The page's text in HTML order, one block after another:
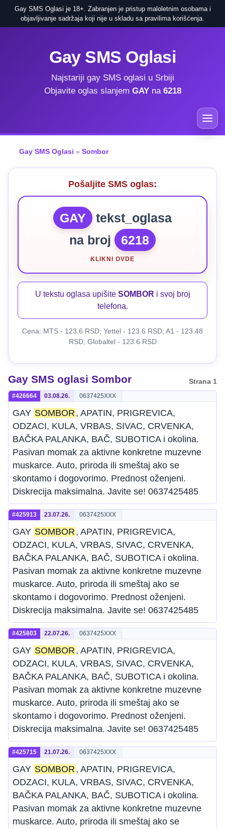
Gay SMS Oglasi je 18+. Zabranjen je pristup maloletnim osobama i
objavljivanje sadržaja koji nije u skladu sa pravilima korišćenja.
Gay SMS Oglasi
Najstariji gay SMS oglasi u Srbiji
Objavite oglas slanjem GAYna 6218
Gay SMS Oglasi » Sombor
Pošaljite SMS oglas:
GAY
tekst_oglasa
na broj
6218
KLIKNI OVDE
U tekstu oglasa upišite SOMBOR i svoj broj
telefona.
Cena: MTS - 123.6 RSD; Yettel - 123.6 RSD; A1 - 123.48
RSD; Globaltel - 123.6 RSD
Gay SMS oglasi Sombor Strana 1
#426664 03.08.26. 0637425XXX
GAY SOMBOR , APATIN, PRIGREVICA,
ODZACI, KULA, VRBAS, SIVAC, CRVENKA,
BAČKA PALANKA, BAČ, SUBOTICA i okolina.
Pasivan momak za aktivne konkretne muzevne
muskarce. Auto, priroda ili smeštaj ako se
skontamo i dogovorimo. Prednost oženjeni.
Diskrecija maksimalna. Javite se! 0637425485
#425913 23.07.26. 0637425XXX
GAY SOMBOR , APATIN, PRIGREVICA,
ODZACI, KULA, VRBAS, SIVAC, CRVENKA,
BAČKA PALANKA, BAČ, SUBOTICA i okolina.
Pasivan momak za aktivne konkretne muzevne
muskarce. Auto, priroda ili smeštaj ako se
skontamo i dogovorimo. Prednost oženjeni.
Diskrecija maksimalna. Javite se! 0637425485
#425803 22.07.26. 0637425XXX
GAY SOMBOR , APATIN, PRIGREVICA,
ODZACI, KULA, VRBAS, SIVAC, CRVENKA,
BAČKA PALANKA, BAČ, SUBOTICA i okolina.
Pasivan momak za aktivne konkretne muzevne
muskarce. Auto, priroda ili smeštaj ako se
skontamo i dogovorimo. Prednost oženjeni.
Diskrecija maksimalna. Javite se! 0637425485
#425715 21.07.26. 0637425XXX
GAY SOMBOR , APATIN, PRIGREVICA,
ODZACI, KULA, VRBAS, SIVAC, CRVENKA,
BAČKA PALANKA, BAČ, SUBOTICA i okolina.
Pasivan momak za aktivne konkretne muzevne
muskarce. Auto, priroda ili smeštaj ako se